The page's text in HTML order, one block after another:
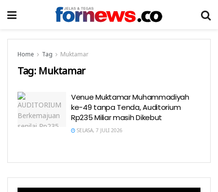
Home Tag Muktamar
Tag: Muktamar
Venue Muktamar Muhammadiyah
ke-49 tanpa Tenda, Auditorium
Rp235 Miliar masih Dikebut
SELASA, 7 JULI 2026